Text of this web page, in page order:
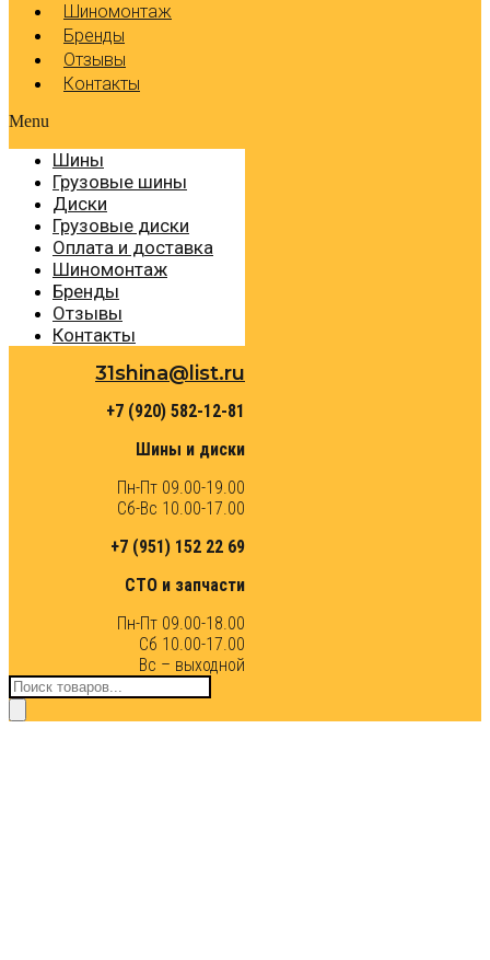
Шиномонтаж
Бренды
Отзывы
Контакты
Menu
Шины
Грузовые шины
Диски
Грузовые диски
Оплата и доставка
Шиномонтаж
Бренды
Отзывы
Контакты
31shina@list.ru
+7 (920) 582-12-81
Шины и диски
Пн-Пт 09.00-19.00
Сб-Вс 10.00-17.00
+7 (951) 152 22 69
СТО и запчасти
Пн-Пт 09.00-18.00
Сб 10.00-17.00
Вс – выходной
Поиск
товаров